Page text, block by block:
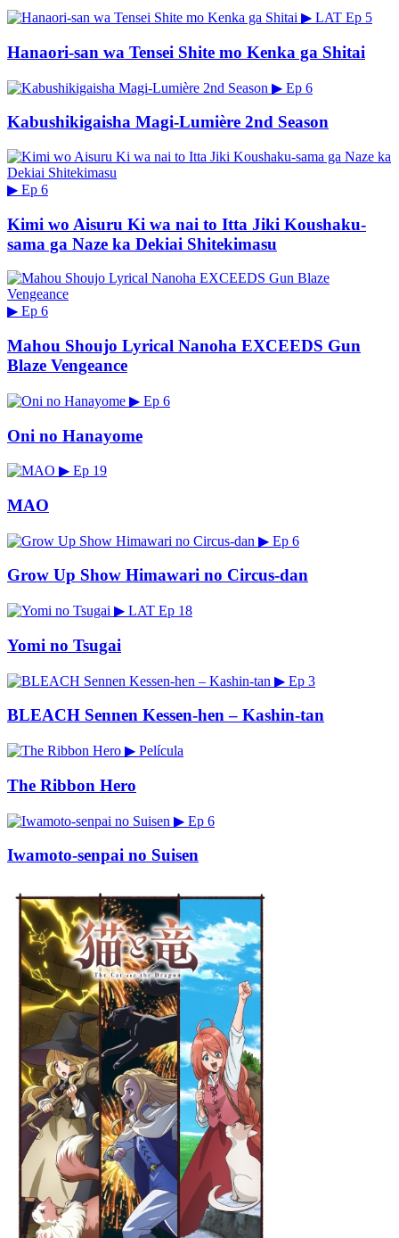
▶ LAT Ep 5
Hanaori-san wa Tensei Shite mo Kenka ga Shitai
▶ Ep 6
Kabushikigaisha Magi-Lumière 2nd Season
▶ Ep 6
Kimi wo Aisuru Ki wa nai to Itta Jiki Koushaku-
sama ga Naze ka Dekiai Shitekimasu
▶ Ep 6
Mahou Shoujo Lyrical Nanoha EXCEEDS Gun
Blaze Vengeance
▶ Ep 6
Oni no Hanayome
▶ Ep 19
MAO
▶ Ep 6
Grow Up Show Himawari no Circus-dan
▶ LAT Ep 18
Yomi no Tsugai
▶ Ep 3
BLEACH Sennen Kessen-hen – Kashin-tan
▶ Película
The Ribbon Hero
▶ Ep 6
Iwamoto-senpai no Suisen